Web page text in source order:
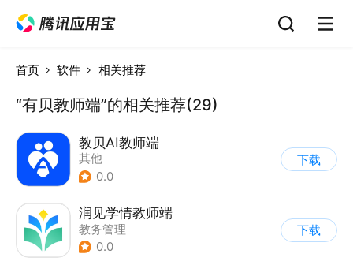
首页 软件 相关推荐
“有贝教师端”的相关推荐(29)
教贝AI教师端
其他
0.0
下载
润见学情教师端
教务管理
0.0
下载